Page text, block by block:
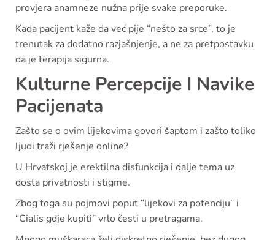
provjera anamneze nužna prije svake preporuke.
Kada pacijent kaže da već pije “nešto za srce”, to je
trenutak za dodatno razjašnjenje, a ne za pretpostavku
da je terapija sigurna.
Kulturne Percepcije I Navike
Pacijenata
Zašto se o ovim lijekovima govori šaptom i zašto toliko
ljudi traži rješenje online?
U Hrvatskoj je erektilna disfunkcija i dalje tema uz
dosta privatnosti i stigme.
Zbog toga su pojmovi poput “lijekovi za potenciju” i
“Cialis gdje kupiti” vrlo česti u pretragama.